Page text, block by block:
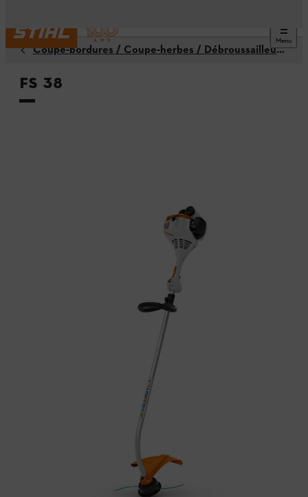
Menu
Coupe-bordures / Coupe-herbes / Débroussailleuses
FS 38